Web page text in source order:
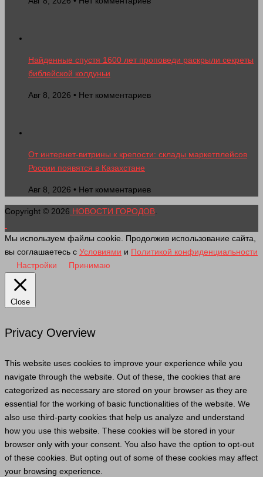
Найденные спустя 1600 лет проповеди раскрыли секреты
библейской колдуньи
Авг 8, 2026 • Нет комментариев
От интернет-витрины к крепости: склады маркетплейсов
России появятся в Казахстане
Авг 8, 2026 • Нет комментариев
Copyright © 2026 НОВОСТИ ГОРОДОВ
Мы используем файлы cookie. Продолжив использование сайта,
вы соглашаетесь с Условиями и Политикой конфиденциальности
Настройки
Принимаю
Close
Privacy Overview
This website uses cookies to improve your experience while you
navigate through the website. Out of these, the cookies that are
categorized as necessary are stored on your browser as they are
essential for the working of basic functionalities of the website. We
also use third-party cookies that help us analyze and understand
how you use this website. These cookies will be stored in your
browser only with your consent. You also have the option to opt-out
of these cookies. But opting out of some of these cookies may affect
your browsing experience.